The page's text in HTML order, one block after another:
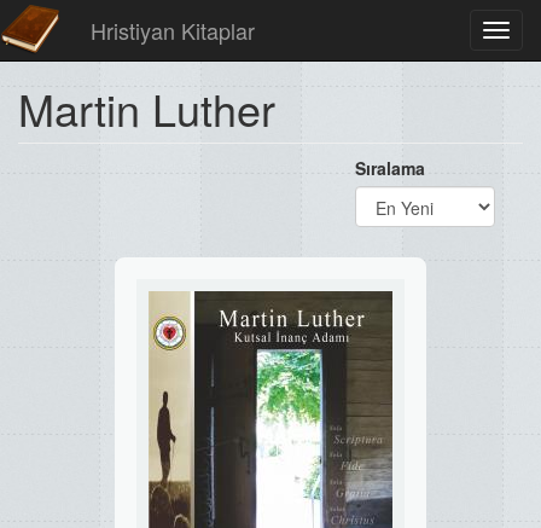
Hristiyan Kitaplar
Martin Luther
Sıralama